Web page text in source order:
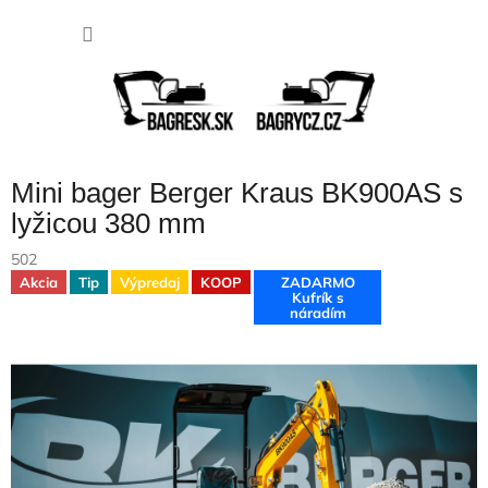
Mini bager Berger Kraus BK900AS s
lyžicou 380 mm
502
Akcia Tip Výpredaj KOOP
ZADARMO
Kufrík s
náradím